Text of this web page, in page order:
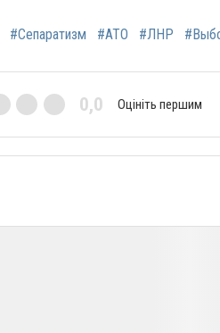
#Сепаратизм #АТО #ЛНР
0,0 Оцініть першим